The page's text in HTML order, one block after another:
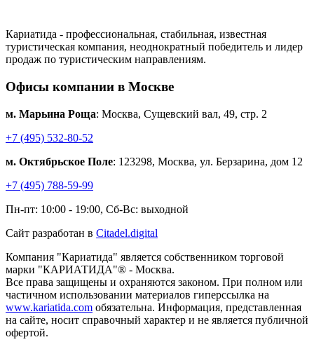
Кариатида - профессиональная, стабильная, известная
туристическая компания, неоднократный победитель и лидер
продаж по туристическим направлениям.
Офисы компании в Москве
м. Марьина Роща: Москва, Сущевский вал, 49, стр. 2
+7 (495) 532-80-52
м. Октябрьское Поле: 123298, Москва, ул. Берзарина, дом 12
+7 (495) 788-59-99
Пн-пт: 10:00 - 19:00, Сб-Вс: выходной
Сайт разработан в Citadel.digital
Компания "Кариатида" является собственником торговой
марки "КАРИАТИДА"® - Москва.
Все права защищены и охраняются законом. При полном или
частичном использовании материалов гиперссылка на
www.kariatida.com обязательна. Информация, представленная
на сайте, носит справочный характер и не является публичной
офертой.